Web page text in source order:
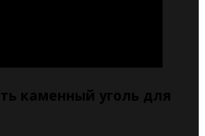
каменный уголь для